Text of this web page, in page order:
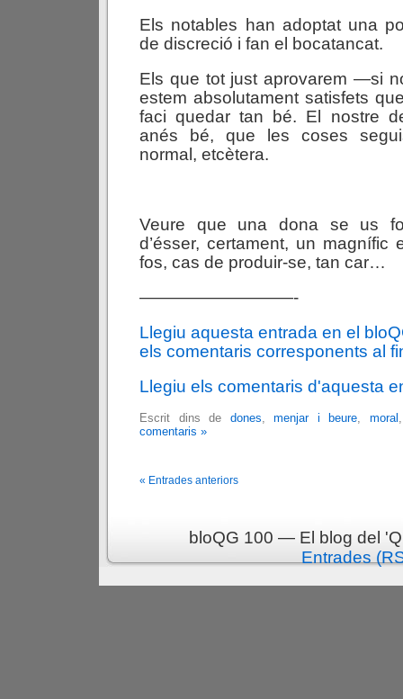
Els notables han adoptat una
de discreció i fan el bocatancat.
Els que tot just aprovarem —si
estem absolutament satisfets
faci quedar tan bé. El nostre
anés bé, que les coses
normal, etcètera.
Veure que una dona se us
d’ésser, certament, un
fos, cas de produir-se, tan car…
—————————-
Llegiu aquesta entrada en el
els comentaris corresponents al
Llegiu els comentaris d'aquesta
Escrit dins de dones,menjar i beure, moral
comentaris »
« Entrades anteriors
bloQG 100 — El blog del
Entrades